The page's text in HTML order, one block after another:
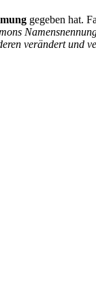
gegeben hat.
verändert und